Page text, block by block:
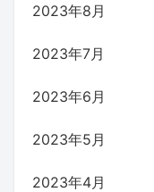
2023年8月
2023年7月
2023年6月
2023年5月
2023年4月